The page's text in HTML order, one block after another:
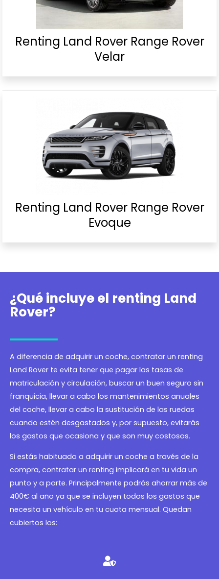
Renting Land Rover Range Rover
Velar
Renting Land Rover Range Rover
Evoque
¿Qué incluye el renting Land
Rover?
A diferencia de adquirir un coche, contratar un renting
Land Rover te evita tener que pagar las tasas de
matriculación y circulación, buscar un buen seguro sin
franquicia, llevar a cabo los mantenimientos anuales
del coche, llevar a cabo la sustitución de las ruedas
cuando estén desgastados y, por supuesto, evitarás
los gastos que ocasiona y que son muy costosos.
Si estás habituado a adquirir un coche a través de la
compra, contratar un renting implicará en tu vida un
punto y a parte. Principalmente podrás ahorrar más de
400€ al año ya que se incluyen todos los gastos que
necesita un vehículo en tu cuota mensual. Quedan
cubiertos los: